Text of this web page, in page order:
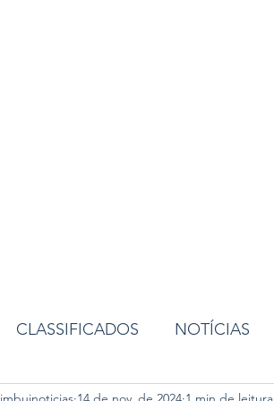
CLASSIFICADOS NOTÍCIAS